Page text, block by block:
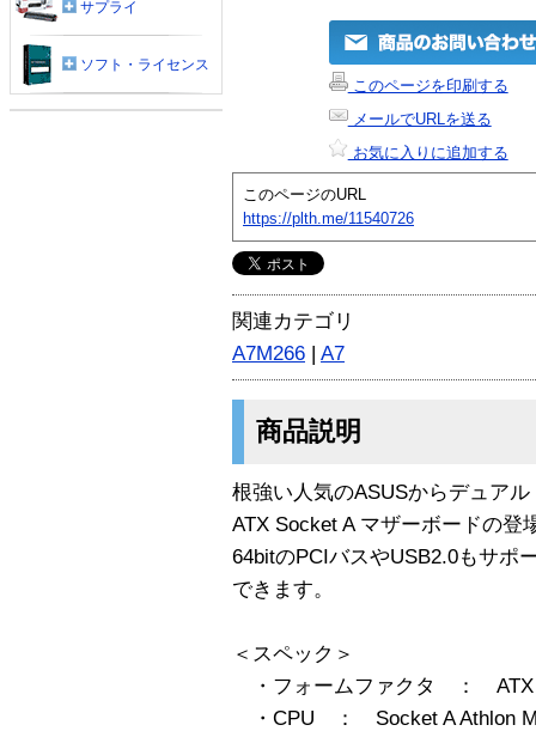
このページを印刷する
メールでURLを送る
お気に入りに追加する
このページのURL
https://plth.me/11540726
関連カテゴリ
A7M266 | A7
商品説明
根強い人気のASUSからデュア
ATX Socket A マザーボードの登
64bitのPCIバスやUSB2.0もサポ
できます。
＜スペック＞
・フォームファクタ ： ATX
・CPU ： Socket A Athlon
サプライ
ソフト・ライセンス